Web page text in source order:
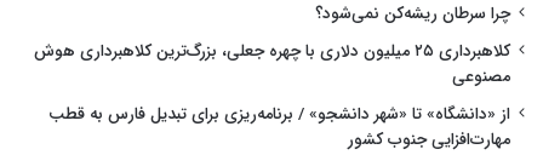
چرا سرطان ریشه‌کن نمی‌شود؟
کلاهبرداری ۲۵ میلیون دلاری با چهره جعلی، بزرگ‌ترین کلاهبرداری هوش
مصنوعی
از «دانشگاه» تا «شهر دانشجو» / برنامه‌ریزی برای تبدیل فارس به قطب
مهارت‌افزایی جنوب کشور